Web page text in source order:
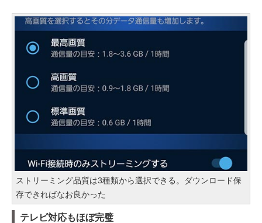
ストリーミング品質は3種類から選択できる。ダウンロード保
存できればなお良かった
テレビ対応もほぼ完璧